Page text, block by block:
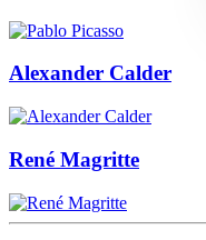
Alexander Calder
René Magritte